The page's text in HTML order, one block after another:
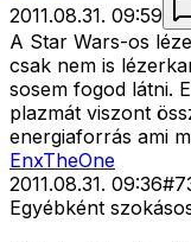
2011.08.31. 09:59
A Star Wars-os
csak nem is
sosem fogod látni.
plazmát viszont
energiaforrás ami
EnxTheOne
2011.08.31. 09:36#
Egyébként